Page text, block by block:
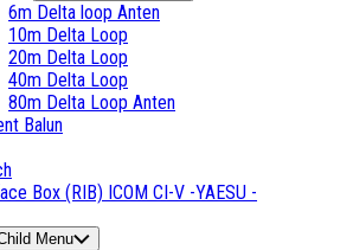
6m Delta loop Anten
10m Delta Loop
20m Delta Loop
40m Delta Loop
80m Delta Loop Anten
Balun
Box (RIB) ICOM CI-V -YAESU -
Menu